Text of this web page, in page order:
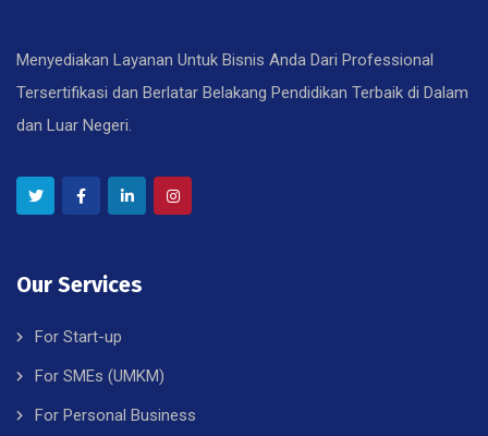
Menyediakan Layanan Untuk Bisnis Anda Dari Professional
Tersertifikasi dan Berlatar Belakang Pendidikan Terbaik di Dalam
dan Luar Negeri.
Our Services
For Start-up
For SMEs (UMKM)
For Personal Business